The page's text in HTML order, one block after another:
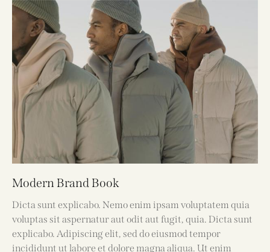
Modern Brand Book
Dicta sunt explicabo. Nemo enim ipsam voluptatem quia
voluptas sit aspernatur aut odit aut fugit, quia. Dicta sunt
explicabo. Adipiscing elit, sed do eiusmod tempor
incididunt ut labore et dolore magna aliqua. Ut enim